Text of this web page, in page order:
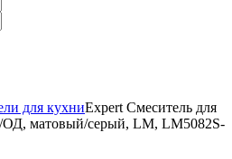
для кухниExpert Смеситель для
ОД, матовый/серый, LM, LM5082S-